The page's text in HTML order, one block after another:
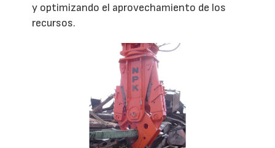
y optimizando el aprovechamiento de los
recursos.